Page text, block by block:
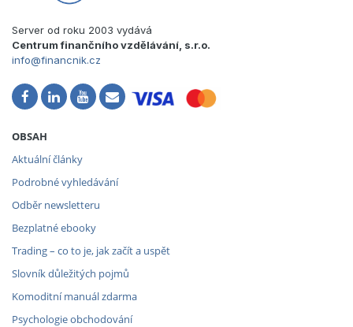
Server od roku 2003 vydává
Centrum finančního vzdělávání, s.r.o.
info@financnik.cz
OBSAH
Aktuální články
Podrobné vyhledávání
Odběr newsletteru
Bezplatné ebooky
Trading – co to je, jak začít a uspět
Slovník důležitých pojmů
Komoditní manuál zdarma
Psychologie obchodování